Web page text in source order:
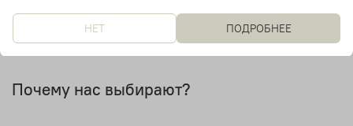
Почему нас выбирают?
НЕТ ПОДРОБНЕЕ